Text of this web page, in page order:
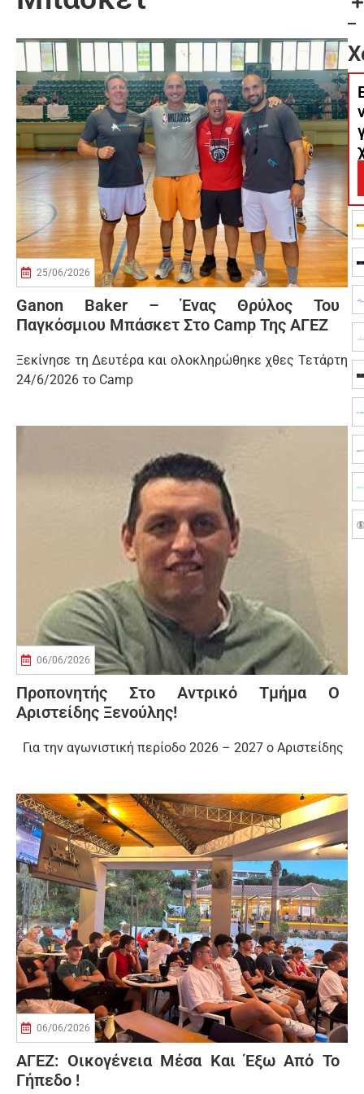
25/06/2026
Ganon Baker – Ένας Θρύλος Του
Παγκόσμιου Μπάσκετ Στο Camp Της ΑΓΕΖ
Ξεκίνησε τη Δευτέρα και ολοκληρώθηκε χθες Τετάρτη
24/6/2026 το Camp
06/06/2026
Προπονητής Στο Αντρικό Τμήμα Ο
Αριστείδης Ξενούλης!
Για την αγωνιστική περίοδο 2026 – 2027 ο Αριστείδης
06/06/2026
ΑΓΕΖ: Οικογένεια Μέσα Και Έξω Από Το
Γήπεδο !